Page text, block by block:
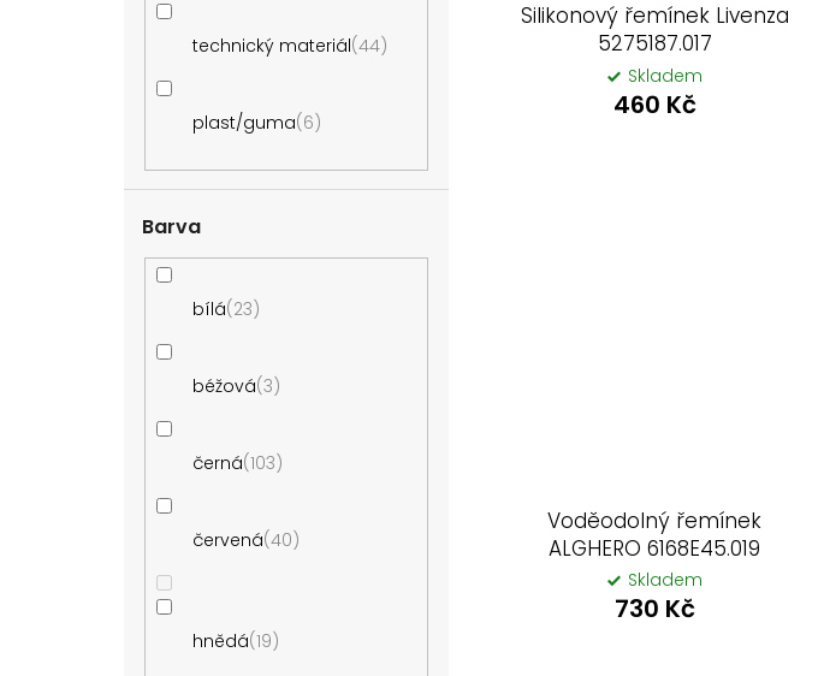
Barva
bílá 23
béžová 3
černá 103
červená 40
hnědá 19
technický materiál 44
plast/guma 6
Silikonový řemínek Livenza
5275187.017
Skladem
460 Kč
Voděodolný řemínek
ALGHERO 6168E45.019
Skladem
730 Kč